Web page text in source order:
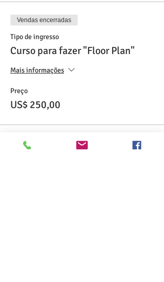
Vendas encerradas
Tipo de ingresso
Curso para fazer "Floor Plan"
Mais informações
Preço
US$ 250,00
Compartilhe esse evento